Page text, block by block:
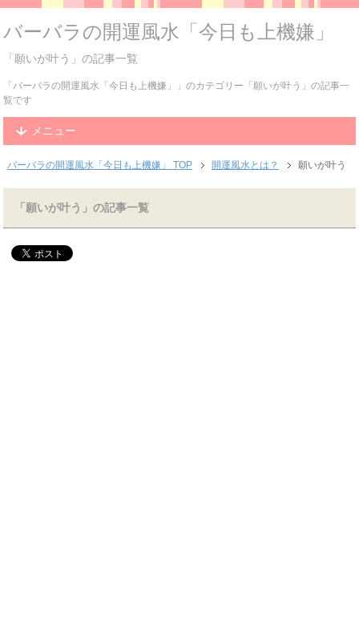
バーバラの開運風水「今日も上機嫌」
「願いが叶う」の記事一覧
「バーバラの開運風水「今日も上機嫌」」のカテゴリー「願いが叶う」の記事一
覧です
メニュー
バーバラの開運風水「今日も上機嫌」 TOP 開運風水とは？ 願いが叶う
「願いが叶う」の記事一覧